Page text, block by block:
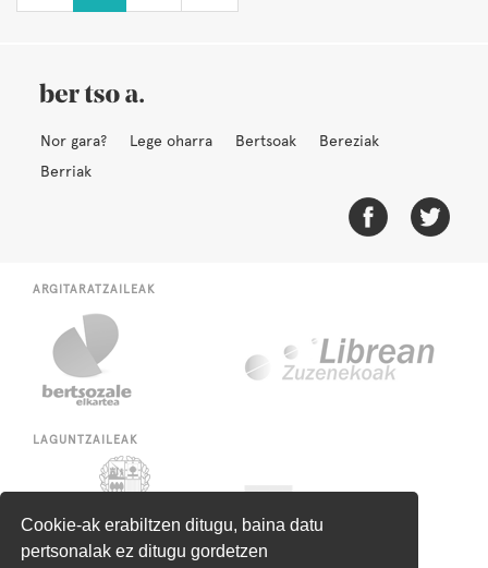
Cookie-ak erabiltzen ditugu, baina datu
pertsonalak ez ditugu gordetzen
Nor gara? Lege oharra Bertsoak
Bereziak
Berriak
ARGITARATZAILEAK
LAGUNTZAILEAK